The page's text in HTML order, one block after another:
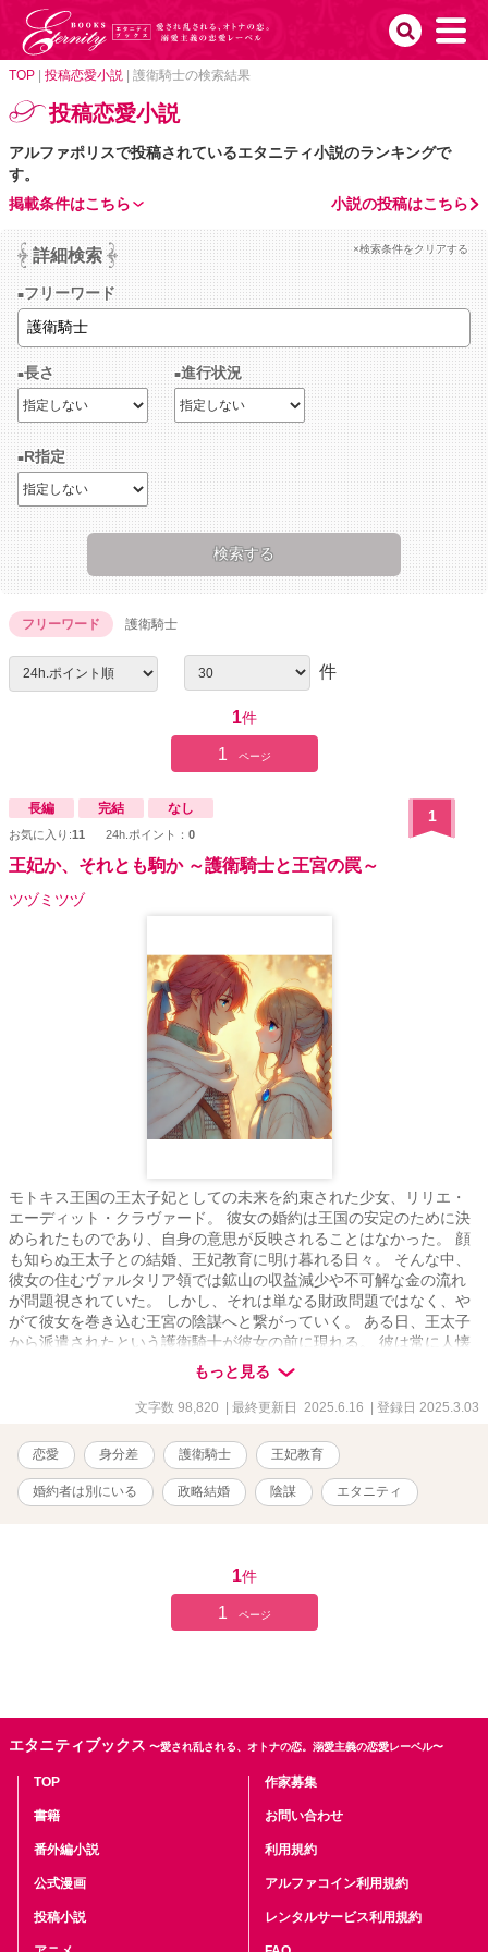
TOP 投稿恋愛小説 護衛騎士の検索結果
投稿恋愛小説
アルファポリスで投稿されているエタニティ小説のランキングで
す。
小説の投稿はこちら
掲載条件はこちら
詳細検索 ×検索条件をクリアする
フリーワード
長さ 進行状況
R指定
フリーワード 護衛騎士
件
1件
1 ページ
長編 完結 なし
お気に入り:11 24h.ポイント： 0
1
王妃か、それとも駒か ～護衛騎士と王宮の罠～
ツヅミツヅ
モトキス王国の王太子妃としての未来を約束された少女、リリエ・
エーディット・クラヴァード。 彼女の婚約は王国の安定のために決
められたものであり、自身の意思が反映されることはなかった。 顔
も知らぬ王太子との結婚、王妃教育に明け暮れる日々。 そんな中、
彼女の住むヴァルタリア領では鉱山の収益減少や不可解な金の流れ
が問題視されていた。 しかし、それは単なる財政問題ではなく、や
がて彼女を巻き込む王宮の陰謀へと繋がっていく。 ある日、王太子
から派遣されたという護衛騎士が彼女の前に現れる。 彼は常に人懐
こい笑顔を浮かべ、誰にでも気さくに接する少年だった。 端麗な容
姿と柔和な態度で、城内の者たちに自然と受け入れられていく。 リ
リエは彼を信頼するようになり、次第に領内の不正を共に探るよう
存在が、ある者たちにとって"王国を揺るがす鍵"であると知ったと
き、運命の歯車は大きく回り始める。。 毎週火曜、金曜 21：00更
新予定！
もっと見る
文字数 98,820 | 最終更新日 2025.6.16 | 登録日 2025.3.03
恋愛 身分差 護衛騎士 王妃教育
婚約者は別にいる 政略結婚 陰謀 エタニティ
1件
1 ページ
エタニティブックス 〜愛され乱される、オトナの恋。溺愛主義の恋愛レーベル〜
TOP
書籍
番外編小説
公式漫画
投稿小説
作家募集
お問い合わせ
利用規約
アルファコイン利用規約
レンタルサービス利用規約